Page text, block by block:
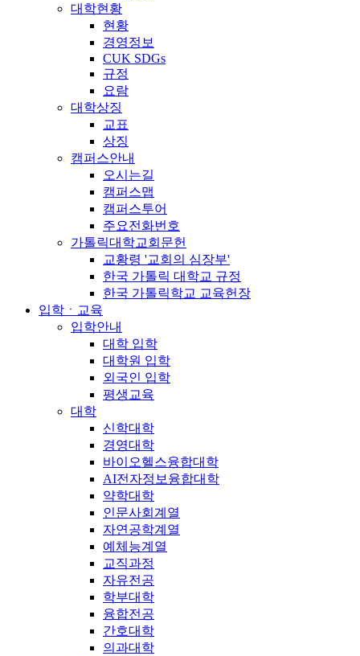
대학현황
현황
경영정보
CUK SDGs
규정
요람
대학상징
교표
상징
캠퍼스안내
오시는길
캠퍼스맵
캠퍼스투어
주요전화번호
가톨릭대학교회문헌
교황령 '교회의 심장부'
한국 가톨릭 대학교 규정
한국 가톨릭학교 교육헌장
입학ㆍ교육
입학안내
대학 입학
대학원 입학
외국인 입학
평생교육
대학
신학대학
경영대학
바이오헬스융합대학
AI전자정보융합대학
약학대학
인문사회계열
자연공학계열
예체능계열
교직과정
자유전공
학부대학
융합전공
간호대학
의과대학